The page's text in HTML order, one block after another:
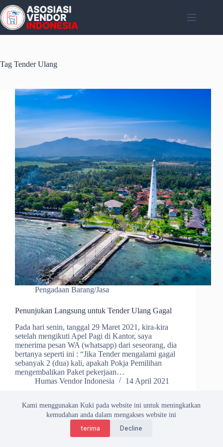
Skip
to
content
Kami menggunakan Kuki pada website ini untuk meningkatkan
kemudahan anda dalam mengakses website ini
terima Decline
Tag Tender Ulang
Pengadaan Barang/Jasa
Penunjukan Langsung untuk Tender Ulang Gagal
Pada hari senin, tanggal 29 Maret 2021, kira-kira
setelah mengikuti Apel Pagi di Kantor, saya
menerima pesan WA (whatsapp) dari seseorang, dia
bertanya seperti ini : “Jika Tender mengalami gagal
sebanyak 2 (dua) kali, apakah Pokja Pemilihan
mengembalikan Paket pekerjaan…
Humas Vendor Indonesia
14 April 2021